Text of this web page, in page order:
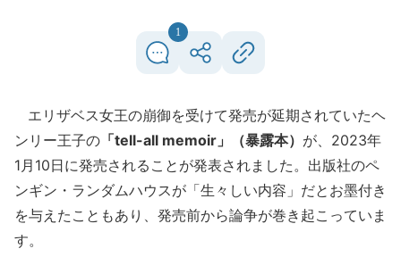
1
エリザベス女王の崩御を受けて発売が延期されていたヘ
ンリー王子の 「tell-all memoir」（暴露本） が、2023年
1月10日に発売されることが発表されました。出版社のペ
ンギン・ランダムハウスが「生々しい内容」だとお墨付き
を与えたこともあり、発売前から論争が巻き起こっていま
す。